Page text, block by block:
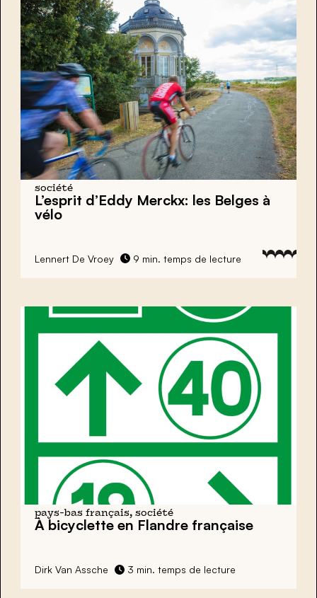
société
L’esprit d’Eddy Merckx: les Belges à
vélo
Lennert De Vroey 9 min. temps de lecture
pays-bas français, société
À bicyclette en Flandre française
Dirk Van Assche 3 min. temps de lecture